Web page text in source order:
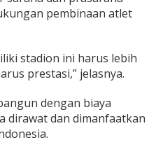
pembinaan atlet
stadion ini harus lebih
prestasi,” jelasnya.
dengan biaya
dirawat dan dimanfaatkan